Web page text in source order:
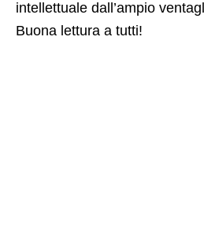
intellettuale dall’ampio
Buona lettura a tutti!